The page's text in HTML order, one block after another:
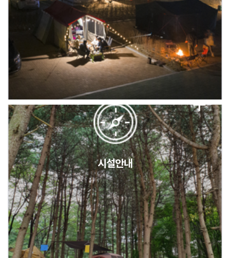
캠핑장(9월1일~6일) 미운영 공지
[6/1]전산시스템 점검 및 안정화에 따른 서비스 이용 제한 안내
시설안내